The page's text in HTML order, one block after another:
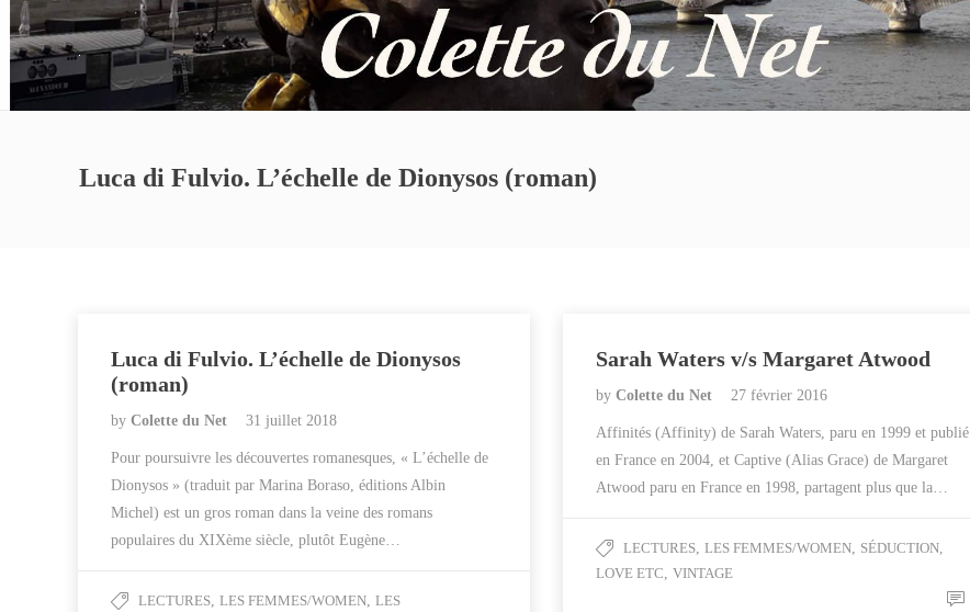
Luca di Fulvio. L’échelle de Dionysos (roman)
Luca di Fulvio. L’échelle de Dionysos
(roman)
by Colette du Net 31 juillet 2018
Pour poursuivre les découvertes romanesques, « L’échelle de
Dionysos » (traduit par Marina Boraso, éditions Albin
Michel) est un gros roman dans la veine des romans
populaires du XIXème siècle, plutôt Eugène…
LECTURES, LES FEMMES/WOMEN, LES
Sarah Waters v/s Margaret Atwood
by Colette du Net 27 février 2016
Affinités (Affinity) de Sarah Waters, paru en 1999 et publié
en France en 2004, et Captive (Alias Grace) de Margaret
Atwood paru en France en 1998, partagent plus que la…
LECTURES, LES FEMMES/WOMEN, SÉDUCTION,
LOVE ETC, VINTAGE